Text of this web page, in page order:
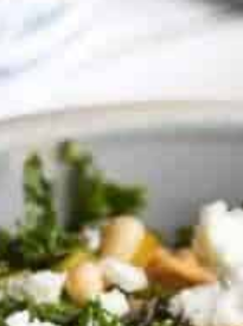
borrelhapjes
voorgerechten